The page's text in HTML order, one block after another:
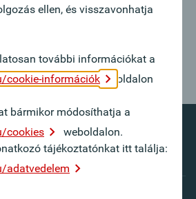
sajnos már nem elérhető.
ellen, és visszavonhatja
további információkat a
cookie-információk
oldalon
bármikor módosíthatja a
cookies
weboldalon.
tájékoztatónkat itt találja:
adatvedelem